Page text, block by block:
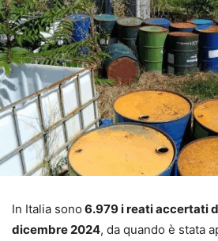
In Italia sono 6.979 i reati accertati
dicembre 2024, da quando è stata